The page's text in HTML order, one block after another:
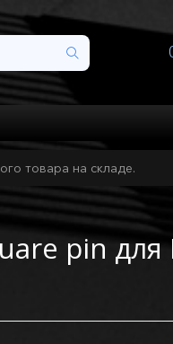
товара на складе.
pin